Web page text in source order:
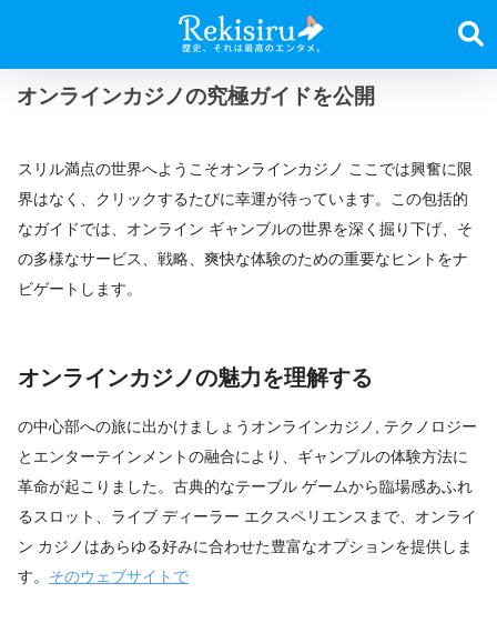
オンラインカジノの究極ガイドを公開
スリル満点の世界へようこそオンラインカジノ ここでは興奮に限
界はなく、クリックするたびに幸運が待っています。この包括的
なガイドでは、オンライン ギャンブルの世界を深く掘り下げ、そ
の多様なサービス、戦略、爽快な体験のための重要なヒントをナ
ビゲートします。
オンラインカジノの魅力を理解する
の中心部への旅に出かけましょうオンラインカジノ, テクノロジー
とエンターテインメントの融合により、ギャンブルの体験方法に
革命が起こりました。古典的なテーブル ゲームから臨場感あふれ
るスロット、ライブ ディーラー エクスペリエンスまで、オンライ
ン カジノはあらゆる好みに合わせた豊富なオプションを提供しま
す。 そのウェブサイトで